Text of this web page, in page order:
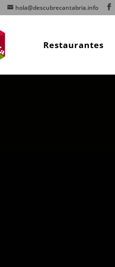
hola@descubrecantabria.info
Restaurantes